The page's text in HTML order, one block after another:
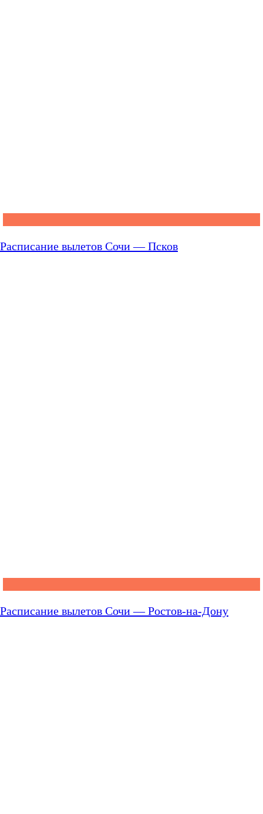
Расписание вылетов Сочи — Псков
Расписание вылетов Сочи — Ростов-на-Дону